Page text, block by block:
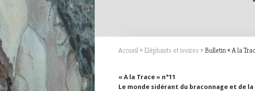
Accueil » Eléphants et ivoires » Bulletin « A la
« A la Trace » n°11
Le monde sidérant du braconnage et de